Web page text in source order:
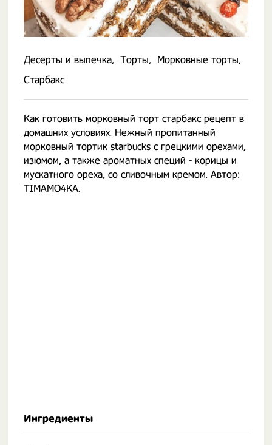
Десерты и выпечка Торты
Морковные торты
Старбакс
Как готовить морковный торт старбакс рецепт в
домашних условиях. Нежный пропитанный
морковный тортик starbucks с грецкими орехами,
изюмом, а также ароматных специй - корицы и
мускатного ореха, со сливочным кремом. Автор:
TIMAMO4KA.
Ингредиенты